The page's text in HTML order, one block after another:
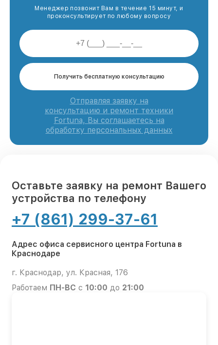
Менеджер позвонит Вам в течение 15 минут, и
проконсультирует по любому вопросу
Получить бесплатную консультацию
Отправляя заявку на
консультацию и ремонт техники
Fortuna, Вы соглашаетесь на
обработку персональных данных
Оставьте заявку на ремонт Вашего
устройства по телефону
+7 (861) 299-37-61
Адрес офиса сервисного центра Fortuna в
Краснодаре
г. Краснодар, ул. Красная, 176
Работаем ПН-ВС с 10:00 до 21:00